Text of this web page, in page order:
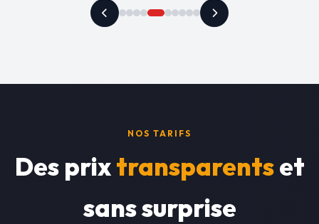
NOS TARIFS
Des prixtransparentset
sans surprise